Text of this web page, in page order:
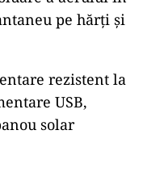
pe hărți și
rezistent la
USB,
solar